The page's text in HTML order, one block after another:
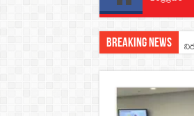
Breaking News